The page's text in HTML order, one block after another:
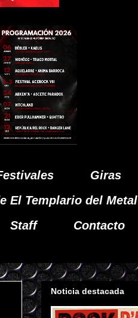
Giras
El Templario del Metal
Staff
Contacto
Noticia destacada